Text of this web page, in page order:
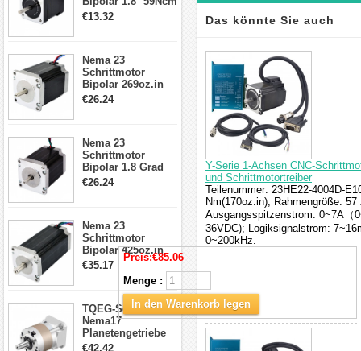
2A 4 Drähte mit 1m
€13.32
Nema 23
Schrittmotor
Bipolar 269oz.in
2,8A 57x57x76mm
€26.24
Nema 23
Schrittmotor
Bipolar 1.8 Grad
1.9Nm 3A 3.36V 4
€26.24
Nema 23
Schrittmotor
Bipolar 425oz.in
4.2A 57x57x114mm
4 Draht Hybrid
Schrittmotor
€35.17
TQEG-Serie
Nema17
Planetengetriebe
5:1 Spiel 15Arc-
€42.42
Das könnte Sie auch
interessieren
Y-Serie 1-Achsen CNC-
und Schrittmotortreiber
Teilenummer: 23HE22-4004D-
Nm(170oz.in); Rahmengröße:
Ausgangsspitzenstrom: 0~7A（
36VDC); Logiksignalstrom:
0~200kHz.
Preis:€85.06
Menge :
In den Warenkorb legen